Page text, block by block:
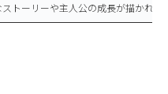
トーリーや主人公の成長が描かれて